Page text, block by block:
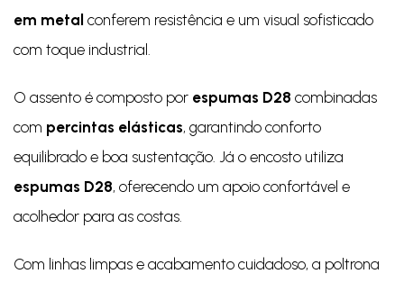
em metal conferem resistência e um visual sofisticado
com toque industrial.
O assento é composto por espumas D28 combinadas
com percintas elásticas, garantindo conforto
equilibrado e boa sustentação. Já o encosto utiliza
espumas D28, oferecendo um apoio confortável e
acolhedor para as costas.
Com linhas limpas e acabamento cuidadoso, a poltrona